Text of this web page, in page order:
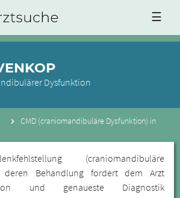
☰
Dysfunktion
CMD (craniomandibuläre Dysfunktion) in
(craniomandibuläre
deren Behandlung fordert dem Arzt
und genaueste Diagnostik